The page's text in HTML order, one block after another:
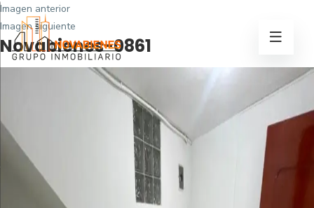
Imagen anterior
Imagen siguiente
Novabienes-0861